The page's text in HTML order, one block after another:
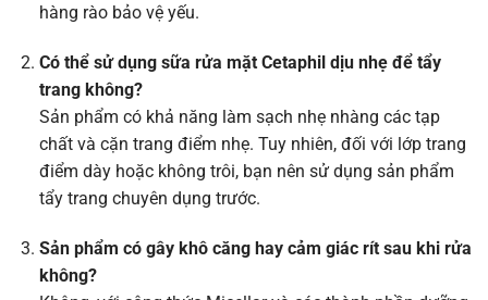
hàng rào bảo vệ yếu.
Có thể sử dụng sữa rửa mặt Cetaphil dịu nhẹ để tẩy
trang không?
Sản phẩm có khả năng làm sạch nhẹ nhàng các tạp
chất và cặn trang điểm nhẹ. Tuy nhiên, đối với lớp trang
điểm dày hoặc không trôi, bạn nên sử dụng sản phẩm
tẩy trang chuyên dụng trước.
Sản phẩm có gây khô căng hay cảm giác rít sau khi rửa
không?